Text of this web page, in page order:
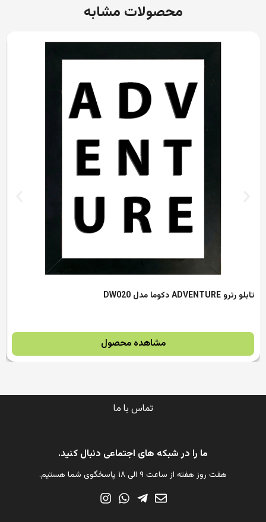
محصولات مشابه
تابلو رترو ADVENTURE دکوما مدل DW020
مشاهده محصول
تماس با ما
ما را در شبکه های اجتماعی دنبال کنید.
هفت روز هفته از ساعت ۹ الی ۱۸ پاسخگوی شما هستیم.